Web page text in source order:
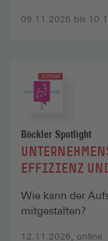
09.11.2026 bis
Böckler Spotlight
EFFIZIENZ
12.11.2026, online
Wie kann der
mitgestalten?